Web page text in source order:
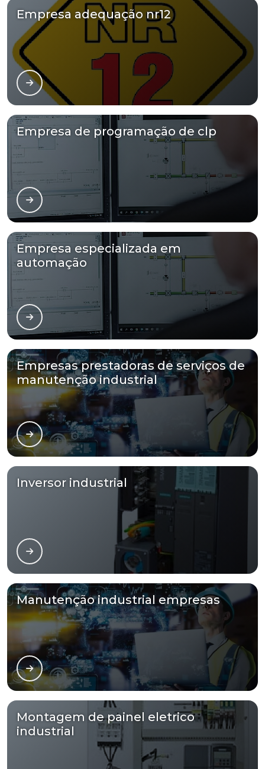
Empresa adequação nr12
Empresa de programação de clp
Empresa especializada em
automação
Empresas prestadoras de serviços de
manutenção industrial
Inversor industrial
Manutenção industrial empresas
Montagem de painel eletrico
industrial